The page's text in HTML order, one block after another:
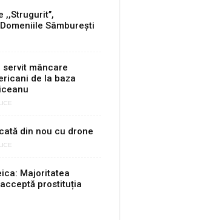
Sâmburești
mâncare
de la baza
din nou cu drone
Majoritatea
prostituția